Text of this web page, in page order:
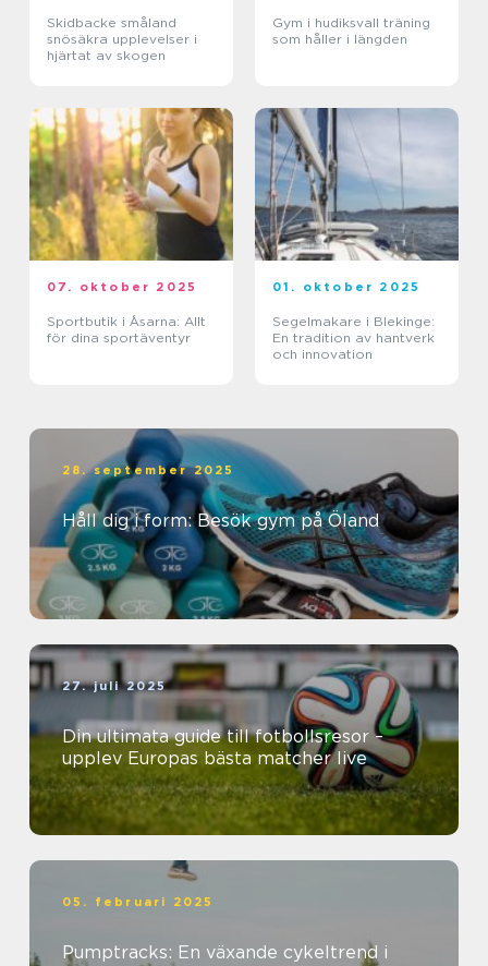
Skidbacke småland
snösäkra upplevelser i
hjärtat av skogen
Gym i hudiksvall träning
som håller i längden
07. oktober 2025
Sportbutik i Åsarna: Allt
för dina sportäventyr
01. oktober 2025
Segelmakare i Blekinge:
En tradition av hantverk
och innovation
28. september 2025
Håll dig i form: Besök gym på Öland
27. juli 2025
Din ultimata guide till fotbollsresor –
upplev Europas bästa matcher live
05. februari 2025
Pumptracks: En växande cykeltrend i